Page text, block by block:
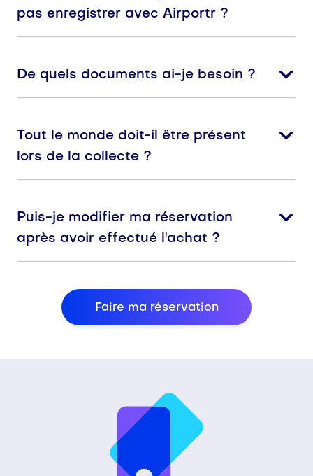
pas enregistrer avec Airportr ?
De quels documents ai-je besoin ?
Tout le monde doit-il être présent
lors de la collecte ?
Puis-je modifier ma réservation
après avoir effectué l'achat ?
Faire ma réservation